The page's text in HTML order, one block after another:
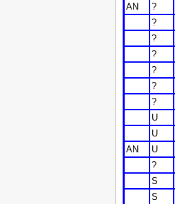
AN
?
?
?
?
?
?
?
U
U
AN
U
?
S
S